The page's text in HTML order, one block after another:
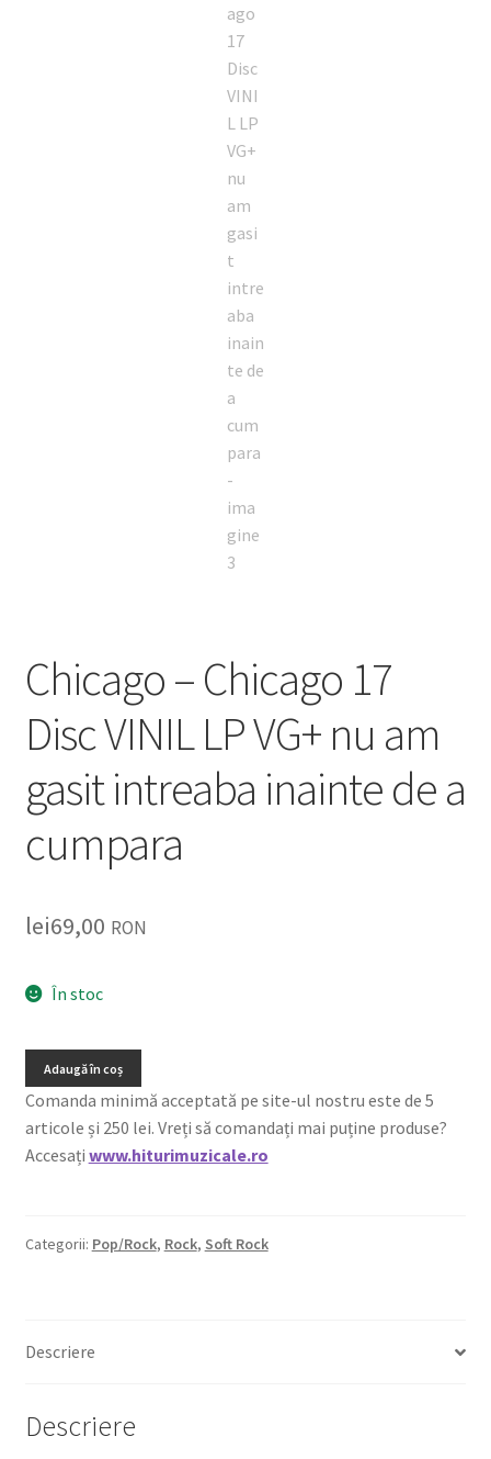
Chicago – Chicago 17
Disc VINIL LP VG+ nu am
gasit intreaba inainte de a
cumpara
lei69,00 RON
În stoc
Adaugă în coș
Comanda minimă acceptată pe site-ul nostru este de 5
articole și 250 lei. Vreți să comandați mai puține produse?
Accesați www.hiturimuzicale.ro
Categorii: Pop/Rock, Rock, Soft Rock
Descriere
Descriere